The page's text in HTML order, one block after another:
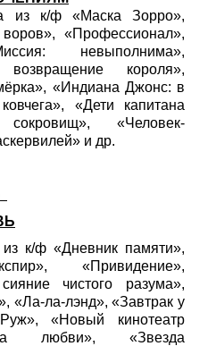
из к/ф «Маска Зорро»,
«Профессионал»,
невыполнима»,
короля»,
«Индиана Джонс: в
«Дети капитана
«Человек-
и др.
к/ф «Дневник памяти»,
«Привидение»,
чистого разума»,
«Ла-ла-лэнд», «Завтрак у
«Новый кинотеатр
любви», «Звезда